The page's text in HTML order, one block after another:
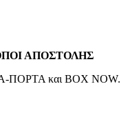
ΑΠΟΣΤΟΛΗΣ
ΠΟΡΤΑ και BOX NOW.